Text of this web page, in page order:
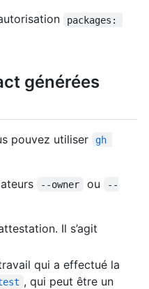
packages:
générées
pouvez utiliser
gh
--owner ou
--
Il s’agit
qui a effectué la
, qui peut être un